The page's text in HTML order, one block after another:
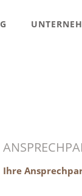
Ihre